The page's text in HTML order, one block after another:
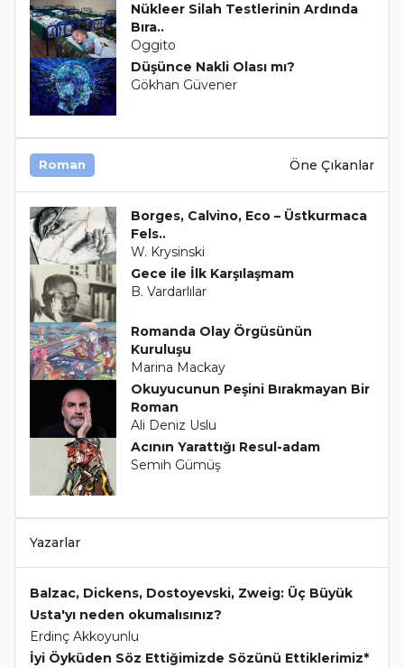
Nükleer Silah Testlerinin Ardında
Bıra..
Oggito
Düşünce Nakli Olası mı?
Gökhan Güvener
Roman Öne Çıkanlar
Borges, Calvino, Eco – Üstkurmaca
Fels..
W. Krysinski
Gece ile İlk Karşılaşmam
B. Vardarlılar
Romanda Olay Örgüsünün
Kuruluşu
Marina Mackay
Okuyucunun Peşini Bırakmayan Bir
Roman
Ali Deniz Uslu
Acının Yarattığı Resul-adam
Semih Gümüş
Yazarlar
Balzac, Dickens, Dostoyevski, Zweig: Üç Büyük
Usta'yı neden okumalısınız?
Erdinç Akkoyunlu
İyi Öyküden Söz Ettiğimizde Sözünü Ettiklerimiz*